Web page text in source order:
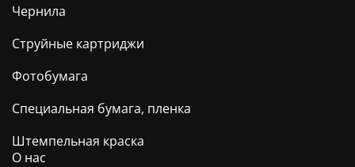
Чернила
Струйные картриджи
Фотобумага
Специальная бумага, пленка
Штемпельная краска
О нас